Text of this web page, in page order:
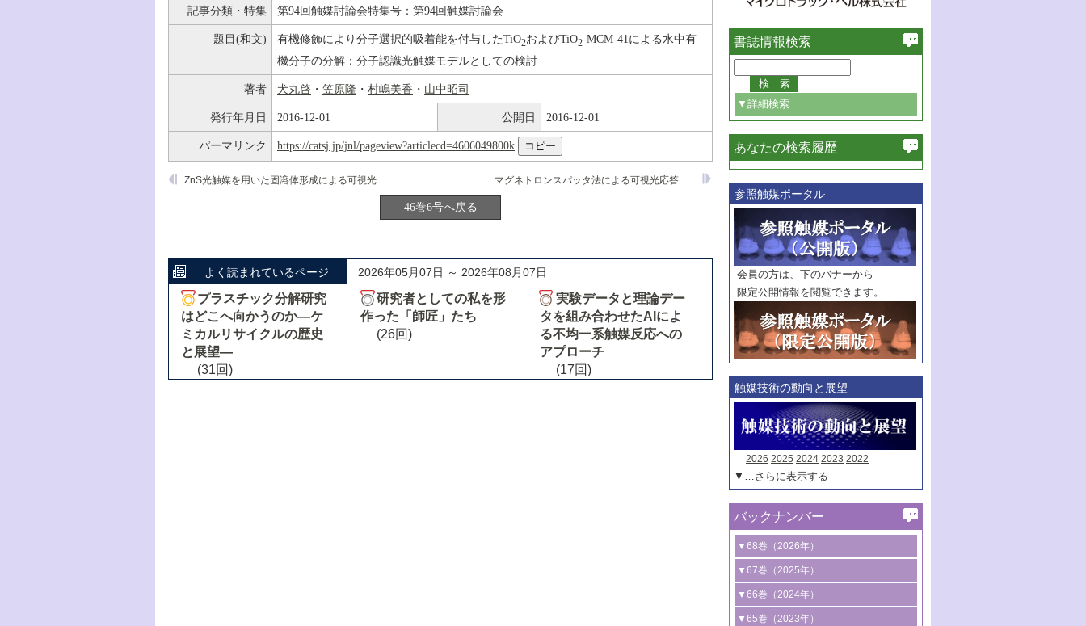
記事分類・特集 第94回触媒討論会特集号：第94回触媒討論会
題目(和文) 有機修飾により分子選択的吸着能を付与したTiO2およびTiO2-MCM-41による水中有
機分子の分解：分子認識光触媒モデルとしての検討
著者 犬丸啓 ・ 笠原隆 ・ 村嶋美香 ・ 山中昭司
発行年月日 2016-12-01 公開日 2016-12-01
パーマリンク https://catsj.jp/jnl/pageview?articlecd=4606049800k
マグネトロンスパッタ法による可視光応答型TiO 2薄膜光触媒の創製とそれによる水からの水素と酸素の分離生成
ZnS光触媒を用いた固溶体形成による可視光応答性光触媒の開発
46巻6号へ戻る
よく読まれているページ 2026年05月07日 ～ 2026年08月07日
プラスチック分解研究
はどこへ向かうのか―ケ
ミカルリサイクルの歴史
と展望―
(31回)
研究者としての私を形
作った「師匠」たち
(26回)
実験データと理論デー
タを組み合わせたAIによ
る不均一系触媒反応への
アプローチ
(17回)
書誌情報検索
▼詳細検索
必ず含む
巻・号指定
巻
号
範囲指定
巻
号～
巻
号
触媒年鑑
年度
記事種別
マーク：
マークあり
あなたの検索履歴
参照触媒ポータル
会員の方は、下のバナーから
限定公開情報を閲覧できます。
触媒技術の動向と展望
2026 2025 2024 2023 2022
▼…さらに表示する
バックナンバー
▼68巻（2026年）
1号 過酸化水素合成に関する研究動向
2号 コンピューター技術により加速する
触媒開発
▼67巻（2025年）
1号 CO
水素化によるグリーン燃料/グリ
ーンケミカル製造
▼66巻（2024年）
1号 低次元ナノ構造を有する触媒材料
▼65巻（2023年）